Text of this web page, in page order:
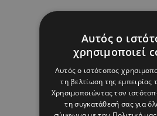
Αυτός ο
χρησιμοποιεί
Αυτός ο ιστότοπος
τη βελτίωση της
Χρησιμοποιώντας τον
τη συγκατάθεσή σας για